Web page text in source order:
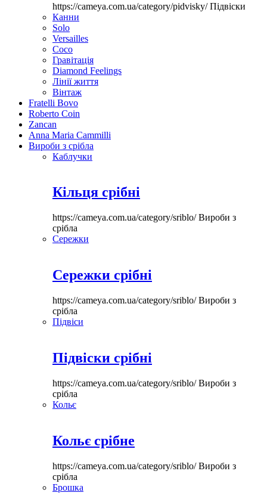
https://cameya.com.ua/category/pidvisky/Підвіски
Канни
Solo
Versailles
Coco
Гравітація
Diamond Feelings
Лінії життя
Вінтаж
Fratelli Bovo
Roberto Coin
Zancan
Anna Maria Cammilli
Вироби з срібла
Каблучки
Кільця срібні
https://cameya.com.ua/category/sriblo/Вироби з
срібла
Сережки
Сережки срібні
https://cameya.com.ua/category/sriblo/Вироби з
срібла
Підвіси
Підвіски срібні
https://cameya.com.ua/category/sriblo/Вироби з
срібла
Кольє
Кольє срібне
https://cameya.com.ua/category/sriblo/Вироби з
срібла
Брошка